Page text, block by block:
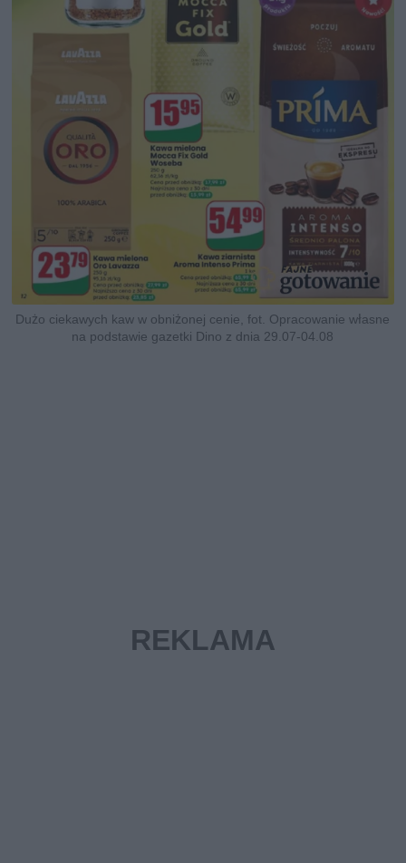
Dużo ciekawych kaw w obniżonej cenie, fot. Opracowanie własne
na podstawie gazetki Dino z dnia 29.07-04.08